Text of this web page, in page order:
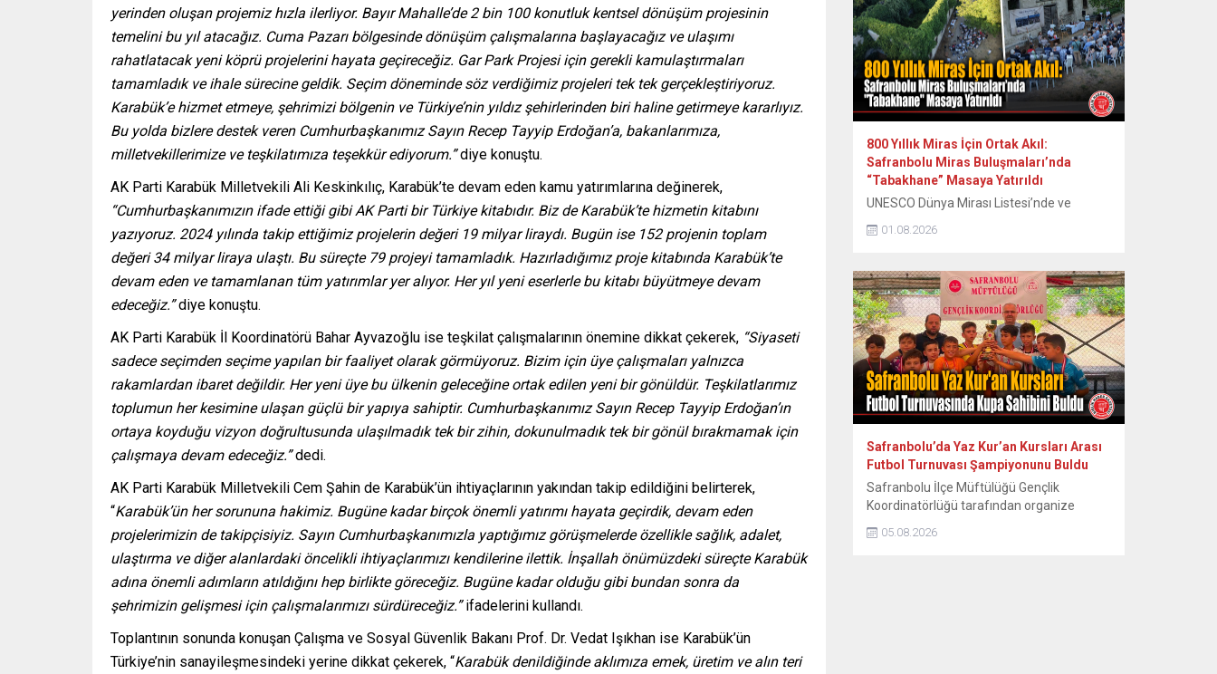
yerinden oluşan projemiz hızla ilerliyor. Bayır Mahalle’de 2 bin 100 konutluk kentsel dönüşüm projesinin
temelini bu yıl atacağız. Cuma Pazarı bölgesinde dönüşüm çalışmalarına başlayacağız ve ulaşımı
rahatlatacak yeni köprü projelerini hayata geçireceğiz. Gar Park Projesi için gerekli kamulaştırmaları
tamamladık ve ihale sürecine geldik. Seçim döneminde söz verdiğimiz projeleri tek tek gerçekleştiriyoruz.
Karabük’e hizmet etmeye, şehrimizi bölgenin ve Türkiye’nin yıldız şehirlerinden biri haline getirmeye kararlıyız.
Bu yolda bizlere destek veren Cumhurbaşkanımız Sayın Recep Tayyip Erdoğan’a, bakanlarımıza,
milletvekillerimize ve teşkilatımıza teşekkür ediyorum.”diye konuştu.
AK Parti Karabük Milletvekili Ali Keskinkılıç, Karabük’te devam eden kamu yatırımlarına değinerek,
“Cumhurbaşkanımızın ifade ettiği gibi AK Parti bir Türkiye kitabıdır. Biz de Karabük’te hizmetin kitabını
yazıyoruz. 2024 yılında takip ettiğimiz projelerin değeri 19 milyar liraydı. Bugün ise 152 projenin toplam
değeri 34 milyar liraya ulaştı. Bu süreçte 79 projeyi tamamladık. Hazırladığımız proje kitabında Karabük’te
devam eden ve tamamlanan tüm yatırımlar yer alıyor. Her yıl yeni eserlerle bu kitabı büyütmeye devam
edeceğiz.”diye konuştu.
AK Parti Karabük İl Koordinatörü Bahar Ayvazoğlu ise teşkilat çalışmalarının önemine dikkat çekerek, “Siyaseti
sadece seçimden seçime yapılan bir faaliyet olarak görmüyoruz. Bizim için üye çalışmaları yalnızca
rakamlardan ibaret değildir. Her yeni üye bu ülkenin geleceğine ortak edilen yeni bir gönüldür. Teşkilatlarımız
toplumun her kesimine ulaşan güçlü bir yapıya sahiptir. Cumhurbaşkanımız Sayın Recep Tayyip Erdoğan’ın
ortaya koyduğu vizyon doğrultusunda ulaşılmadık tek bir zihin, dokunulmadık tek bir gönül bırakmamak için
çalışmaya devam edeceğiz.”dedi.
AK Parti Karabük Milletvekili Cem Şahin de Karabük’ün ihtiyaçlarının yakından takip edildiğini belirterek,
“Karabük’ün her sorununa hakimiz. Bugüne kadar birçok önemli yatırımı hayata geçirdik, devam eden
projelerimizin de takipçisiyiz. Sayın Cumhurbaşkanımızla yaptığımız görüşmelerde özellikle sağlık, adalet,
ulaştırma ve diğer alanlardaki öncelikli ihtiyaçlarımızı kendilerine ilettik. İnşallah önümüzdeki süreçte Karabük
adına önemli adımların atıldığını hep birlikte göreceğiz. Bugüne kadar olduğu gibi bundan sonra da
şehrimizin gelişmesi için çalışmalarımızı sürdüreceğiz.”ifadelerini kullandı.
Toplantının sonunda konuşan Çalışma ve Sosyal Güvenlik Bakanı Prof. Dr. Vedat Işıkhan ise Karabük’ün
Türkiye’nin sanayileşmesindeki yerine dikkat çekerek, “Karabük denildiğinde aklımıza emek, üretim ve alın teri
Müdürü Sami Çift, İl Müdür Yardımcısı
Faruk Bey ve Harun Bey’den oluşan heyetle
birlikte Safranbolu Engelliler Derneği’ne...
800 Yıllık Miras İçin Ortak Akıl:
Safranbolu Miras Buluşmaları’nda
“Tabakhane” Masaya Yatırıldı
UNESCO Dünya Mirası Listesi’nde ve
Cittaslow (Sakin Şehir) ağında yer alan
tarihi kent Safranbolu’da, kentin tarihsel ve
aktarmayı hedefleyen “Safranbolu Miras
Buluşmaları” serisinin ikincisi
gerçekleştirildi. Safranbolu Belediyesi
Kültürel Miras Koruma Müdürlüğü
tarafından organize edilen etkinlik, kentin
tarihsel üretim kültürünün kalbinde yer
alan Eski Tabakhane Binası önündeki...
01.08.2026
Safranbolu’da Yaz Kur’an Kursları Arası
Futbol Turnuvası Şampiyonunu Buldu
Safranbolu İlçe Müftülüğü Gençlik
Koordinatörlüğü tarafından organize
Turnuvası, heyecan dolu final
05.08.2026